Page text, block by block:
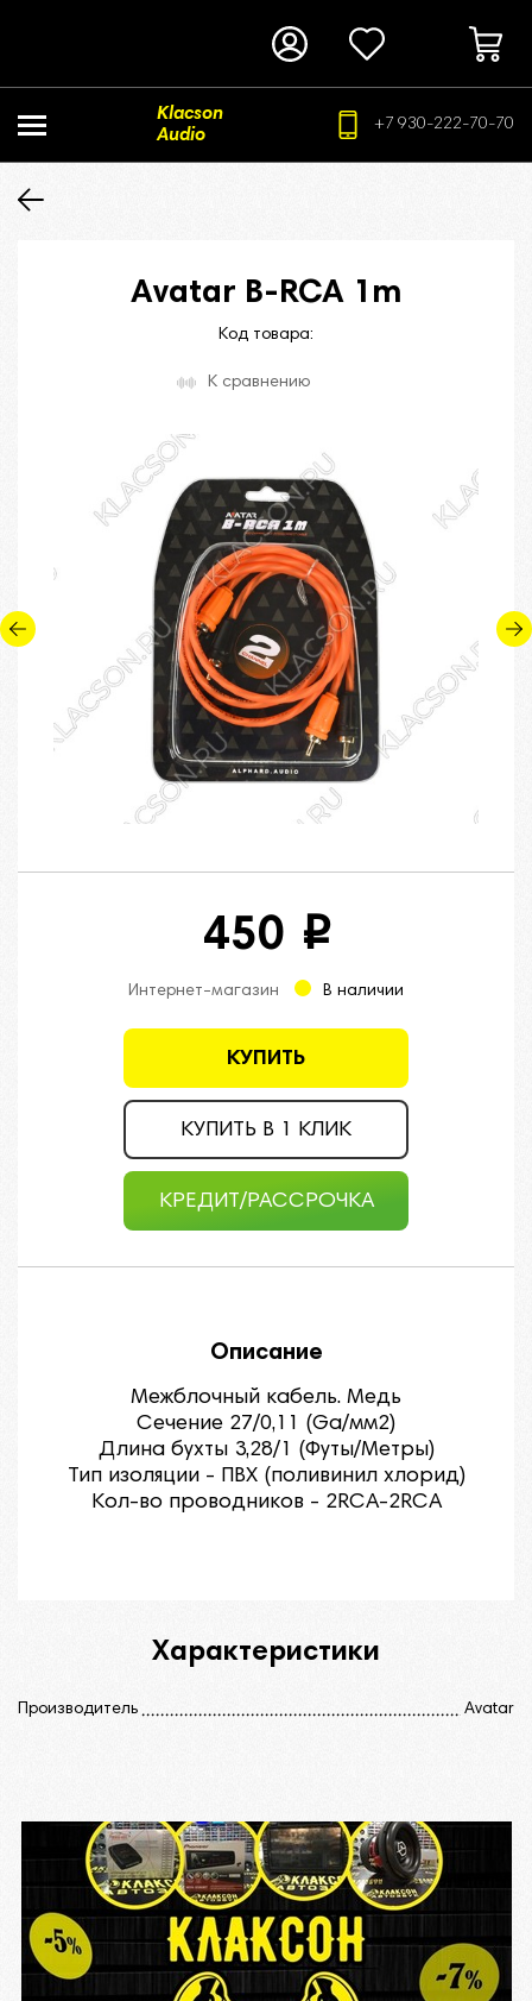
Klacson
Audio
+7 930-222-70-70
Avatar B-RCA 1m
Код товара:
К сравнению
450 i
КУПИТЬ
КУПИТЬ В 1 КЛИК
КРЕДИТ/РАССРОЧКА
Интернет-магазин В наличии
Описание
Межблочный кабель. Медь
Сечение 27/0,11 (Ga/мм2)
Длина бухты 3,28/1 (Футы/Метры)
Тип изоляции - ПВХ (поливинил хлорид)
Кол-во проводников - 2RCA-2RCA
Характеристики
Производитель Avatar